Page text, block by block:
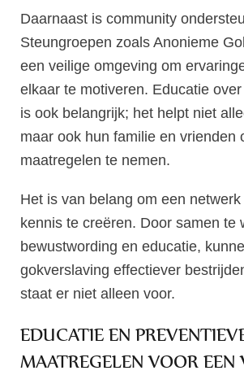
Daarnaast is community
Steungroepen zoals Anonieme
een veilige omgeving om
elkaar te motiveren. Educatie
is ook belangrijk; het helpt niet
maar ook hun familie en vrienden
maatregelen te nemen.
Het is van belang om een
kennis te creëren. Door samen te
bewustwording en educatie,
gokverslaving effectiever
staat er niet alleen voor.
EDUCATIE EN
MAATREGELEN VOOR EEN